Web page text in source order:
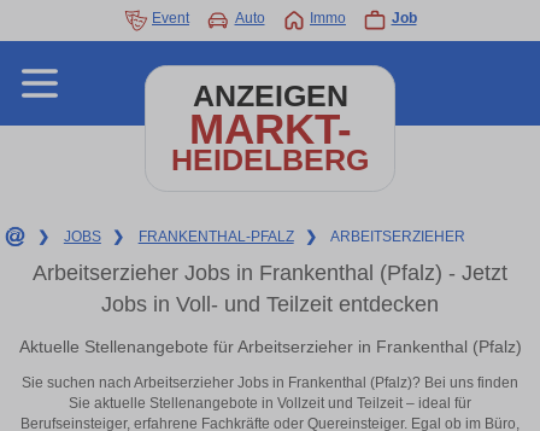
Event Auto Immo Job
ANZEIGEN
MARKT-
HEIDELBERG
❯ JOBS ❯ FRANKENTHAL-PFALZ ❯ ARBEITSERZIEHER
Arbeitserzieher Jobs in Frankenthal (Pfalz) - Jetzt
Jobs in Voll- und Teilzeit entdecken
Aktuelle Stellenangebote für Arbeitserzieher in Frankenthal (Pfalz)
Sie suchen nach Arbeitserzieher Jobs in Frankenthal (Pfalz)? Bei uns finden
Sie aktuelle Stellenangebote in Vollzeit und Teilzeit – ideal für
Berufseinsteiger, erfahrene Fachkräfte oder Quereinsteiger. Egal ob im Büro,